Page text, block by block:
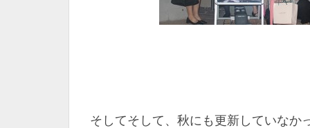
そしてそして、秋にも更新していなか